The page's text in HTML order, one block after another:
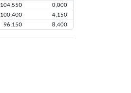
104,550
0,000
100,400
4,150
96,150 8,400